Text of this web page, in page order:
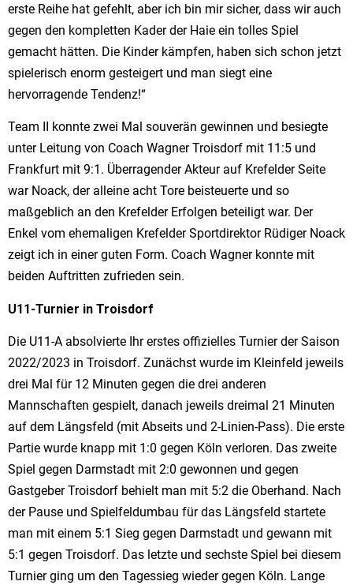
erste Reihe hat gefehlt, aber ich bin mir sicher, dass wir auch
gegen den kompletten Kader der Haie ein tolles Spiel
gemacht hätten. Die Kinder kämpfen, haben sich schon jetzt
spielerisch enorm gesteigert und man siegt eine
hervorragende Tendenz!“
Team II konnte zwei Mal souverän gewinnen und besiegte
unter Leitung von Coach Wagner Troisdorf mit 11:5 und
Frankfurt mit 9:1. Überragender Akteur auf Krefelder Seite
war Noack, der alleine acht Tore beisteuerte und so
maßgeblich an den Krefelder Erfolgen beteiligt war. Der
Enkel vom ehemaligen Krefelder Sportdirektor Rüdiger Noack
zeigt ich in einer guten Form. Coach Wagner konnte mit
beiden Auftritten zufrieden sein.
U11-Turnier in Troisdorf
Die U11-A absolvierte Ihr erstes offizielles Turnier der Saison
2022/2023 in Troisdorf. Zunächst wurde im Kleinfeld jeweils
drei Mal für 12 Minuten gegen die drei anderen
Mannschaften gespielt, danach jeweils dreimal 21 Minuten
auf dem Längsfeld (mit Abseits und 2-Linien-Pass). Die erste
Partie wurde knapp mit 1:0 gegen Köln verloren. Das zweite
Spiel gegen Darmstadt mit 2:0 gewonnen und gegen
Gastgeber Troisdorf behielt man mit 5:2 die Oberhand. Nach
der Pause und Spielfeldumbau für das Längsfeld startete
man mit einem 5:1 Sieg gegen Darmstadt und gewann mit
5:1 gegen Troisdorf. Das letzte und sechste Spiel bei diesem
Turnier ging um den Tagessieg wieder gegen Köln. Lange